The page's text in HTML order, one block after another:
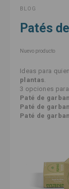
BLOG
Patés
Nuevo producto
Ideas para
plantas
3 opciones
Paté de
Paté de
Paté de